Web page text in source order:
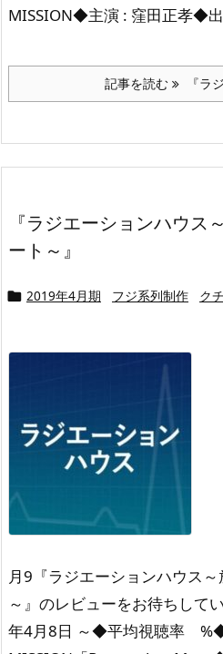
MISSION◆主演 : 窪田正孝◆
記事を読む 『ラ
『ラジエーションハウス
ート～』
 2019年4月期 フジ系列制作 ク
月9『ラジエーションハウス
～』のレビューをお待ちして
年4月8日 ～◆平均視聴率